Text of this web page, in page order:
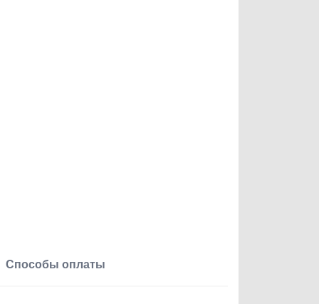
Способы оплаты